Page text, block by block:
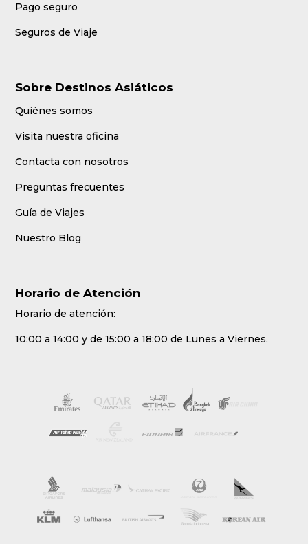
Pago seguro
Seguros de Viaje
Sobre Destinos Asiáticos
Quiénes somos
Visita nuestra oficina
Contacta con nosotros
Preguntas frecuentes
Guía de Viajes
Nuestro Blog
Horario de Atención
Horario de atención:
10:00 a 14:00 y de 15:00 a 18:00 de Lunes a Viernes.